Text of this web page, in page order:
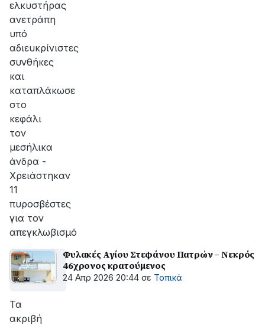
ελκυστήρας
ανετράπη
υπό
αδιευκρίνιστες
συνθήκες
και
καταπλάκωσε
στο
κεφάλι
τον
μεσήλικα
άνδρα -
Χρειάστηκαν
11
πυροσβέστες
για τον
απεγκλωβισμό
Φυλακές Αγίου Στεφάνου Πατρών – Νεκρός
46χρονος κρατούμενος
24 Απρ 2026 20:44 σε Τοπικά
Τα
ακριβή